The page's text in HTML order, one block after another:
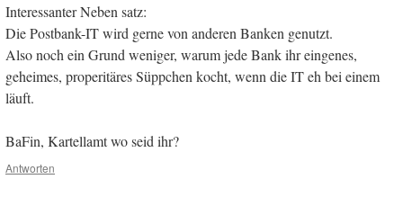
Interessanter Neben satz:
Die Postbank-IT wird gerne von anderen Banken genutzt.
Also noch ein Grund weniger, warum jede Bank ihr eingenes,
geheimes, properitäres Süppchen kocht, wenn die IT eh bei einem
läuft.
BaFin, Kartellamt wo seid ihr?
Antworten